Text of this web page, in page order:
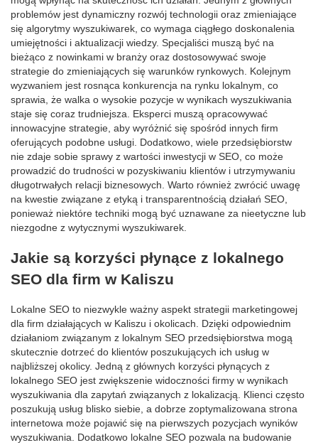
problemów jest dynamiczny rozwój technologii oraz zmieniające
się algorytmy wyszukiwarek, co wymaga ciągłego doskonalenia
umiejętności i aktualizacji wiedzy. Specjaliści muszą być na
bieżąco z nowinkami w branży oraz dostosowywać swoje
strategie do zmieniających się warunków rynkowych. Kolejnym
wyzwaniem jest rosnąca konkurencja na rynku lokalnym, co
sprawia, że walka o wysokie pozycje w wynikach wyszukiwania
staje się coraz trudniejsza. Eksperci muszą opracowywać
innowacyjne strategie, aby wyróżnić się spośród innych firm
oferujących podobne usługi. Dodatkowo, wiele przedsiębiorstw
nie zdaje sobie sprawy z wartości inwestycji w SEO, co może
prowadzić do trudności w pozyskiwaniu klientów i utrzymywaniu
długotrwałych relacji biznesowych. Warto również zwrócić uwagę
na kwestie związane z etyką i transparentnością działań SEO,
ponieważ niektóre techniki mogą być uznawane za nieetyczne lub
niezgodne z wytycznymi wyszukiwarek.
Jakie są korzyści płynące z lokalnego
SEO dla firm w Kaliszu
Lokalne SEO to niezwykle ważny aspekt strategii marketingowej
dla firm działających w Kaliszu i okolicach. Dzięki odpowiednim
działaniom związanym z lokalnym SEO przedsiębiorstwa mogą
skutecznie dotrzeć do klientów poszukujących ich usług w
najbliższej okolicy. Jedną z głównych korzyści płynących z
lokalnego SEO jest zwiększenie widoczności firmy w wynikach
wyszukiwania dla zapytań związanych z lokalizacją. Klienci często
poszukują usług blisko siebie, a dobrze zoptymalizowana strona
internetowa może pojawić się na pierwszych pozycjach wyników
wyszukiwania. Dodatkowo lokalne SEO pozwala na budowanie